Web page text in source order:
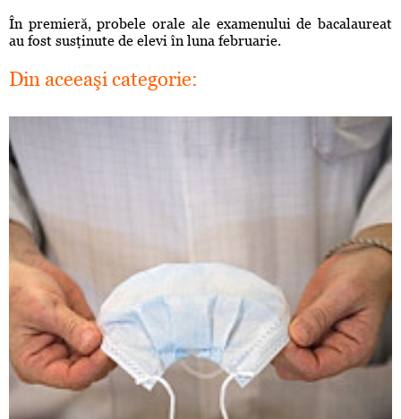
În premieră, probele orale ale examenului de bacalaureat
au fost susţinute de elevi în luna februarie.
Din aceeaşi categorie: